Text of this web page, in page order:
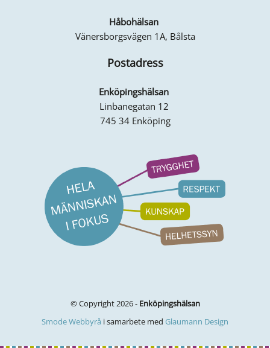
Håbohälsan
Vänersborgsvägen 1A, Bålsta
Postadress
Enköpingshälsan
Linbanegatan 12
745 34 Enköping
© Copyright 2026 - Enköpingshälsan
Smode Webbyrå i samarbete med Glaumann Design